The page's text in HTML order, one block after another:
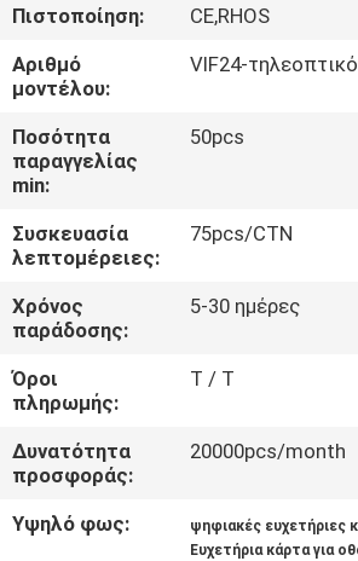
ΕΡΓΟΣΤΑΣΊΩΝ
ΠΟΙΟΤΙΚΌΣ
ΈΛΕΓΧΟΣ
ΕΛΆΤΕ
ΣΕ
ΕΠΑΦΉ
ΜΕ
ΖΗΤΉΣΤΕ
ΈΝΑ
ΑΠΌΣΠΑΣΜΑ
Πιστοποίηση:
CE,RHOS
Αριθμό
μοντέλου:
VIF24-
Ποσότητα
παραγγελίας
min:
50pcs
Συσκευασία
λεπτομέρειες:
75pcs/CTN
Χρόνος
παράδοσης:
5-30 ημέρες
Όροι
πληρωμής:
T / T
Δυνατότητα
προσφοράς:
20000pcs/month
Υψηλό φως: ψηφιακές ευχετήριες
Ευχετήρια κάρτα για